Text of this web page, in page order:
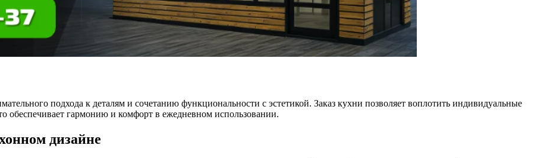
подхода к деталям и сочетанию функциональности с эстетикой. Заказ кухни позволяет воплотить индивидуальные
обеспечивает гармонию и комфорт в ежедневном использовании.
дизайне